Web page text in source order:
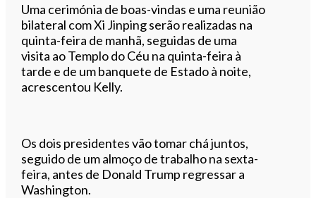
Uma cerimónia de boas-vindas e uma reunião
bilateral com Xi Jinping serão realizadas na
quinta-feira de manhã, seguidas de uma
visita ao Templo do Céu na quinta-feira à
tarde e de um banquete de Estado à noite,
acrescentou Kelly.
Os dois presidentes vão tomar chá juntos,
seguido de um almoço de trabalho na sexta-
feira, antes de Donald Trump regressar a
Washington.